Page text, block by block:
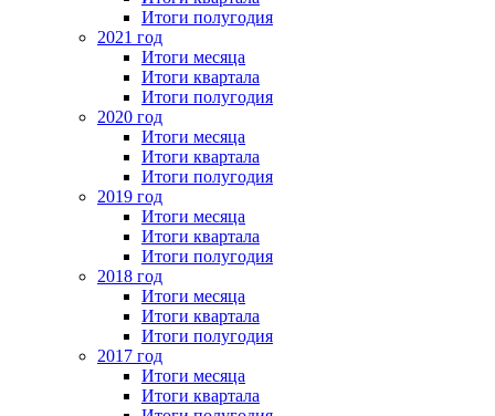
Итоги полугодия
2021 год
Итоги месяца
Итоги квартала
Итоги полугодия
2020 год
Итоги месяца
Итоги квартала
Итоги полугодия
2019 год
Итоги месяца
Итоги квартала
Итоги полугодия
2018 год
Итоги месяца
Итоги квартала
Итоги полугодия
2017 год
Итоги месяца
Итоги квартала